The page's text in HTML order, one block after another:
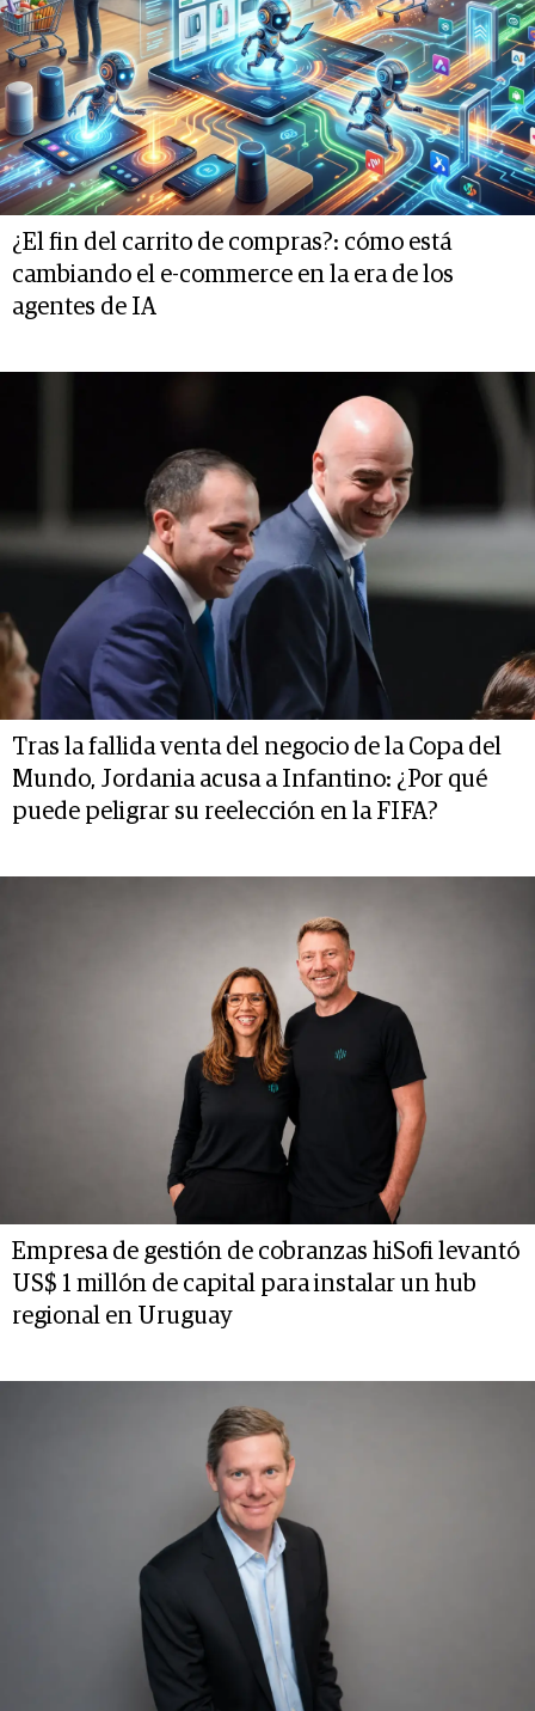
¿El fin del carrito de compras?: cómo está
cambiando el e-commerce en la era de los
agentes de IA
Tras la fallida venta del negocio de la Copa del
Mundo, Jordania acusa a Infantino: ¿Por qué
puede peligrar su reelección en la FIFA?
Empresa de gestión de cobranzas hiSofi levantó
US$ 1 millón de capital para instalar un hub
regional en Uruguay